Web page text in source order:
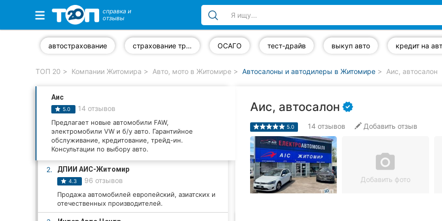
Избранные компании
Автошколы
Частные клиники
Стоматологии
Ветеринарные клиники
справка и
отзывы
автострахование страхование транспорта ОСАГО тест-драйв выкуп авто
ТОП 20 Компании Житомира Авто, мото в Житомире Автосалоны и автодилеры в Житомире Аис, автосалон
Аис
5.0 14 отзывов
Предлагает новые автомобили FAW,
электромобили VW и б/у авто. Гарантийное
обслуживание, кредитование, трейд-ин.
Консультации по выбору авто.
2. ДПИИ АИС-Житомир
4.3 96 отзывов
Продажа автомобилей европейский, азиатских и
отечественных производителей.
Аис, автосалон
5.0 14 отзывов Добавить отзыв
camera_alt
Добавить фото